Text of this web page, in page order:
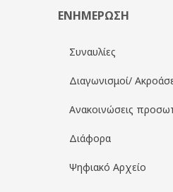
ΕΝΗΜΕΡΩΣΗ
Συναυλίες
Διαγωνισμοί/
Ανακοινώσεις
Διάφορα
Ψηφιακό Αρχείο